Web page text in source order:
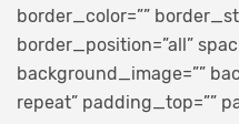
border_color=””
border_position=”all”
background_image=””
repeat” padding_top=””